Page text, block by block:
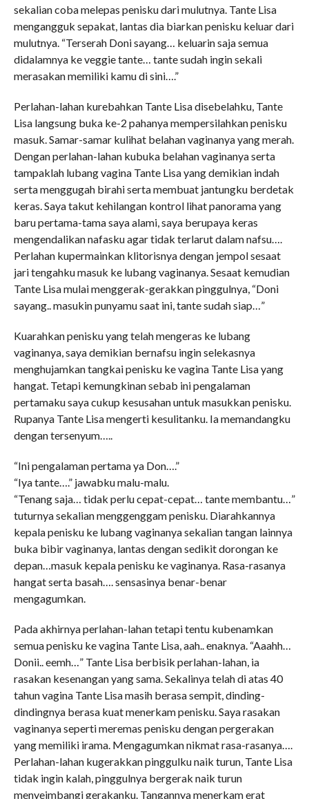
sekalian coba melepas penisku dari mulutnya. Tante Lisa
mengangguk sepakat, lantas dia biarkan penisku keluar dari
mulutnya. “Terserah Doni sayang… keluarin saja semua
didalamnya ke veggie tante… tante sudah ingin sekali
merasakan memiliki kamu di sini….”
Perlahan-lahan kurebahkan Tante Lisa disebelahku, Tante
Lisa langsung buka ke-2 pahanya mempersilahkan penisku
masuk. Samar-samar kulihat belahan vaginanya yang merah.
Dengan perlahan-lahan kubuka belahan vaginanya serta
tampaklah lubang vagina Tante Lisa yang demikian indah
serta menggugah birahi serta membuat jantungku berdetak
keras. Saya takut kehilangan kontrol lihat panorama yang
baru pertama-tama saya alami, saya berupaya keras
mengendalikan nafasku agar tidak terlarut dalam nafsu….
Perlahan kupermainkan klitorisnya dengan jempol sesaat
jari tengahku masuk ke lubang vaginanya. Sesaat kemudian
Tante Lisa mulai menggerak-gerakkan pinggulnya, “Doni
sayang.. masukin punyamu saat ini, tante sudah siap…”
Kuarahkan penisku yang telah mengeras ke lubang
vaginanya, saya demikian bernafsu ingin selekasnya
menghujamkan tangkai penisku ke vagina Tante Lisa yang
hangat. Tetapi kemungkinan sebab ini pengalaman
pertamaku saya cukup kesusahan untuk masukkan penisku.
Rupanya Tante Lisa mengerti kesulitanku. Ia memandangku
dengan tersenyum…..
“Ini pengalaman pertama ya Don….”
“Iya tante….” jawabku malu-malu.
“Tenang saja… tidak perlu cepat-cepat… tante membantu…”
tuturnya sekalian menggenggam penisku. Diarahkannya
kepala penisku ke lubang vaginanya sekalian tangan lainnya
buka bibir vaginanya, lantas dengan sedikit dorongan ke
depan…masuk kepala penisku ke vaginanya. Rasa-rasanya
hangat serta basah…. sensasinya benar-benar
mengagumkan.
Pada akhirnya perlahan-lahan tetapi tentu kubenamkan
semua penisku ke vagina Tante Lisa, aah.. enaknya. “Aaahh…
Donii.. eemh…” Tante Lisa berbisik perlahan-lahan, ia
rasakan kesenangan yang sama. Sekalinya telah di atas 40
tahun vagina Tante Lisa masih berasa sempit, dinding-
dindingnya berasa kuat menerkam penisku. Saya rasakan
vaginanya seperti meremas penisku dengan pergerakan
yang memiliki irama. Mengagumkan nikmat rasa-rasanya….
Perlahan-lahan kugerakkan pinggulku naik turun, Tante Lisa
tidak ingin kalah, pinggulnya bergerak naik turun
menyeimbangi gerakanku. Tangannya menerkam erat